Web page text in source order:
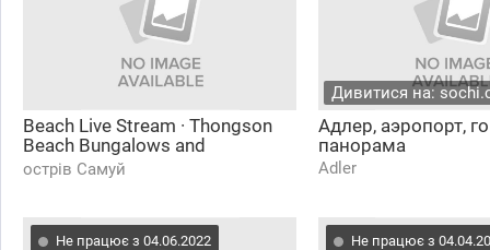
Beach Live Stream · Thongson
Beach Bungalows and
Restaurant
острів Самуй
Дивитися на:
Адлер, аэропорт,
панорама
Adler
Не працює з 04.06.2022 Не працює з